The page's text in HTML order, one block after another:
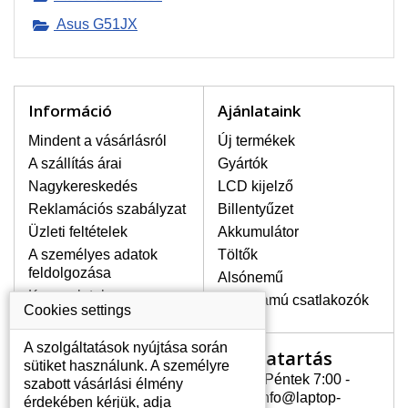
kijelzőket tartunk, amelyek a
jótállás egész ideje alatt a pixelek
hibásodása nélkül, teljesítik az
A+ minőségi kategória igényes
HOGYAN TUDJA MEGÁLLAPÍTANI
MILYEN KIJELZŐ SZÜKSÉGES A
LAPTOPJÁHOZ?
A kijelzőt a laptop modeljle alapján lehet
kikeresni, amely megjelölés megtalálható
a laptop alulsó részén található címkén
vagy az akkumulátor alatt. Rendszerint
ábrázolva van egy keretben vagy a
billentyűzetnél a vázon is. Abban az
esetben, amennyiben a sérült vagy
megrepedt kijelző le van szerelve, a típus
megjelölését megtalálhatja a kijelző
Asus G51JX
Információ
Mindent a vásárlásról
A szállítás árai
Nagykereskedés
Reklamációs szabályzat
Üzleti feltételek
A személyes adatok
feldolgozása
Kapcsolatok
Ajánlataink
Új termékek
Gyártók
LCD kijelző
Billentyűzet
Akkumulátor
Töltők
Alsónemű
Erősáramú csatlakozók
Az Ön számlája
Az Ön számlája
Nyitvatartás
Hétfõ - Péntek 7:00 -
15:30 info@laptop-
Cookies settings
A szolgáltatások nyújtása során
sütiket használunk. A személyre
szabott vásárlási élmény
érdekében kérjük, adja